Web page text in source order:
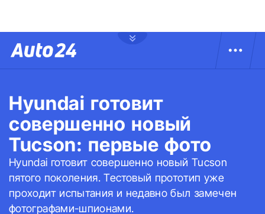
Hyundai готовит
совершенно новый
Tucson: первые фото
Hyundai готовит совершенно новый Tucson
пятого поколения. Тестовый прототип уже
проходит испытания и недавно был замечен
фотографами-шпионами.